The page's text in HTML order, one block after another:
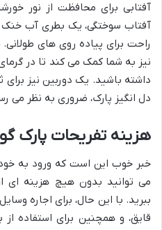
آفتابی برای محافظت از نور
آفتاب سوختگی، یک بطری آب
راحت برای پیاده روی های
نیز به شما کمک می کند تا در
داشته باشید. یک دوربین نیز
دل انگیز پارک، ضروری به نظر می
هزینه تفریحات پارک
خبر خوب این است که ورود به خود
می توانید بدون هیچ هزینه
ببرید. با این حال، برای اجاره
قایق، و همچنین برای استفاده